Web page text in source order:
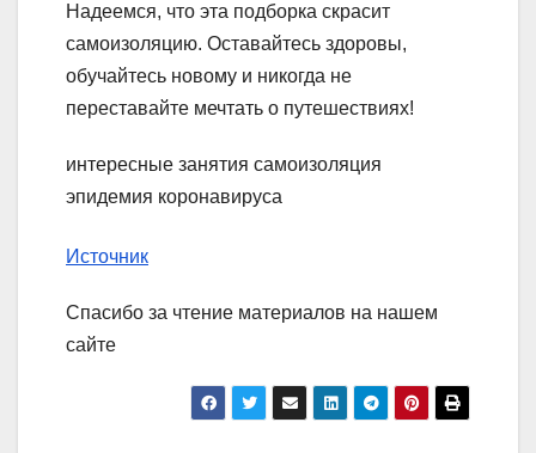
Надеемся, что эта подборка скрасит
самоизоляцию. Оставайтесь здоровы,
обучайтесь новому и никогда не
переставайте мечтать о путешествиях!
интересные занятия самоизоляция
эпидемия коронавируса
Источник
Спасибо за чтение материалов на нашем
сайте